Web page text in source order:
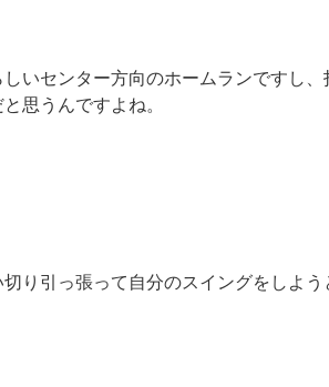
いセンター方向のホームランですし、
思うんですよね。
り引っ張って自分のスイングをしよう